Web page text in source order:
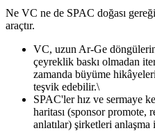
Ne VC ne de SPAC doğası
araçtır.
VC, uzun Ar-Ge
çeyreklik baskı olmadan
zamanda büyüme
teşvik edebilir.\
SPAC'ler hız ve sermaye
haritası (sponsor promote,
anlatılar) şirketleri